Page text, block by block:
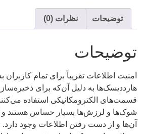
توضیحات نظرات (0)
توضیحات
امنیت اطلاعات تقریباً برای تمام
هارددیسک‌ها به دلیل آن‌که برای
قسمت‌های الکترومکانیکی استفاده
شوک‌ها و لرزش‌ها بسیار حساس هستند و